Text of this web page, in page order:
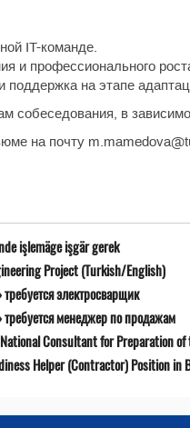
IT-команде.
и профессионального
поддержка на этапе
собеседования, в
на почту
işlemäge işgär gerek
Project (Turkish/English)
электросварщик
менеджер по продажам
Consultant for Preparation
Helper (Contractor) Position in